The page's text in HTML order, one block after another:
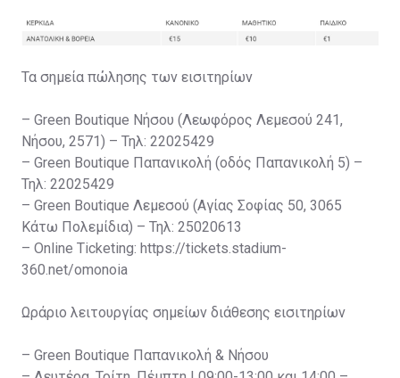
Τα σημεία πώλησης των εισιτηρίων
– Green Boutique Νήσου (Λεωφόρος Λεμεσού 241,
Νήσου, 2571) – Τηλ: 22025429
– Green Boutique Παπανικολή (οδός Παπανικολή 5) –
Τηλ: 22025429
– Green Boutique Λεμεσού (Αγίας Σοφίας 50, 3065
Κάτω Πολεμίδια) – Τηλ: 25020613
– Online Ticketing: https://tickets.stadium-
360.net/omonoia
Ωράριο λειτουργίας σημείων διάθεσης εισιτηρίων
– Green Boutique Παπανικολή & Νήσου